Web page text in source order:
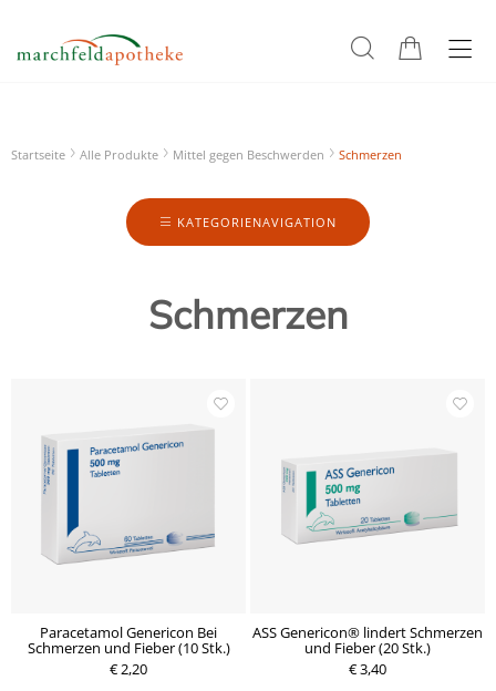
Startseite Alle Produkte Mittel gegen Beschwerden Schmerzen
KATEGORIENAVIGATION
Schmerzen
Paracetamol Genericon Bei
Schmerzen und Fieber (10 Stk.)
€ 2,20
ASS Genericon® lindert Schmerzen
und Fieber (20 Stk.)
€ 3,40